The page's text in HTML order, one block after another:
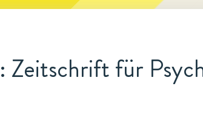
Zeitschrift für